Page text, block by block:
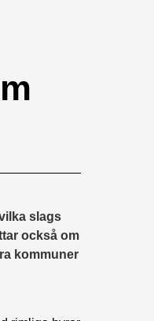
slags
också om
kommuner